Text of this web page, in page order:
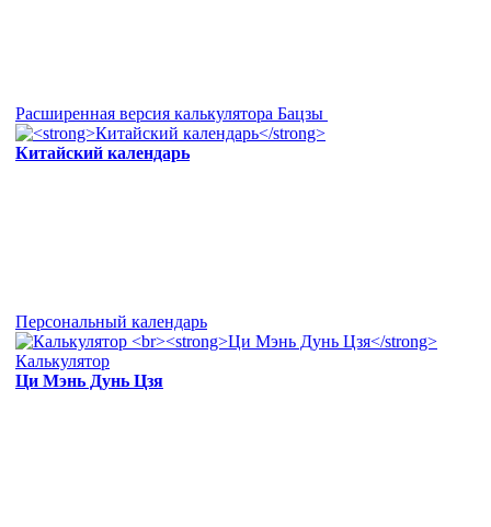
Расширенная версия калькулятора Бацзы
Китайский календарь
Персональный календарь
Калькулятор
Ци Мэнь Дунь Цзя